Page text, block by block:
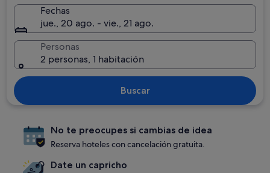
Fechas
jue., 20 ago. - vie., 21 ago.
Personas
2 personas, 1 habitación
Buscar
No te preocupes si cambias de idea
Reserva hoteles con cancelación gratuita.
Date un capricho